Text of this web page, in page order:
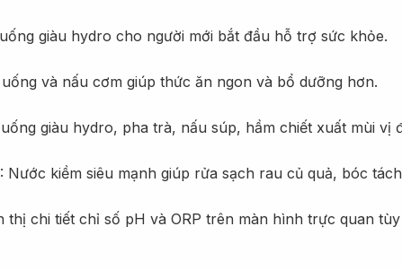
giàu hydro cho người mới bắt đầu hỗ trợ sức khỏe.
và nấu cơm giúp thức ăn ngon và bổ dưỡng hơn.
giàu hydro, pha trà, nấu súp, hầm chiết xuất mùi vị
Nước kiềm siêu mạnh giúp rửa sạch rau củ quả, bóc
chi tiết chỉ số pH và ORP trên màn hình trực quan